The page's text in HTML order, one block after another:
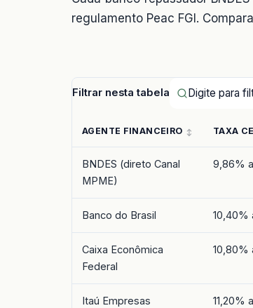
regulamento Peac FGI.
Filtrar nesta tabela
AGENTE FINANCEIRO TAXA
BNDES (direto Canal
MPME)
9,86% a
Banco do Brasil 10,40%
Caixa Econômica
Federal
10,80%
Itaú Empresas 11,20%